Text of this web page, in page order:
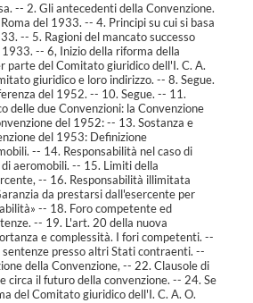
-- 2. Gli antecedenti della Convenzione.
del 1933. -- 4. Principi su cui si basa
-- 5. Ragioni del mancato successo
-- 6, Inizio della riforma della
parte del Comitato giuridico dell'I. C. A.
giuridico e loro indirizzo. -- 8. Segue.
del 1952. -- 10. Segue. -- 11.
delle due Convenzioni: la Convenzione
del 1952: -- 13. Sostanza e
del 1953: Definizione
-- 14. Responsabilità nel caso di
aeromobili. -- 15. Limiti della
-- 16. Responsabilità illimitata
da prestarsi dall'esercente per
-- 18. Foro competente ed
-- 19. L'art. 20 della nuova
e complessità. I fori competenti. --
presso altri Stati contraenti. --
della Convenzione, -- 22. Clausole di
circa il futuro della convenzione. -- 24. Se
del Comitato giuridico dell'I. C. A. O.